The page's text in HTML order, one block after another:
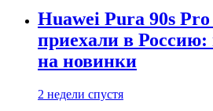
Huawei Pura 90s
приехали в Россию:
на новинки
2 недели спустя